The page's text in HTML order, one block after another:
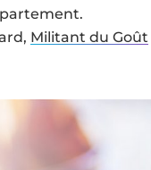
Militant du Goût